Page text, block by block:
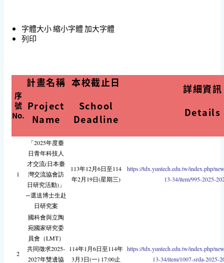
字體大小縮小字體加大字體
列印
序
號
No.
計畫名稱
Project
Name
本校截止日
School
Deadline
詳細資訊
Details
1
「2025年度臺
日青年科技人
才交流(日本臺
灣交流協會訪
日研究活動)」
─選送博士生赴
日研究案
113年12月6日至114
年2月19日(星期三)
https://tdx.yuntech.edu.tw/index.php/
13-34/item/995-2025-
2
國科會與立陶
宛國家研究委
員會（LMT）
共同徵求2025-
2027年雙邊協
114年1月6日至114年
3月3日(一) 17:00止
https://tdx.yuntech.edu.tw/index.php/
13-34/item/1007-srda-2025-